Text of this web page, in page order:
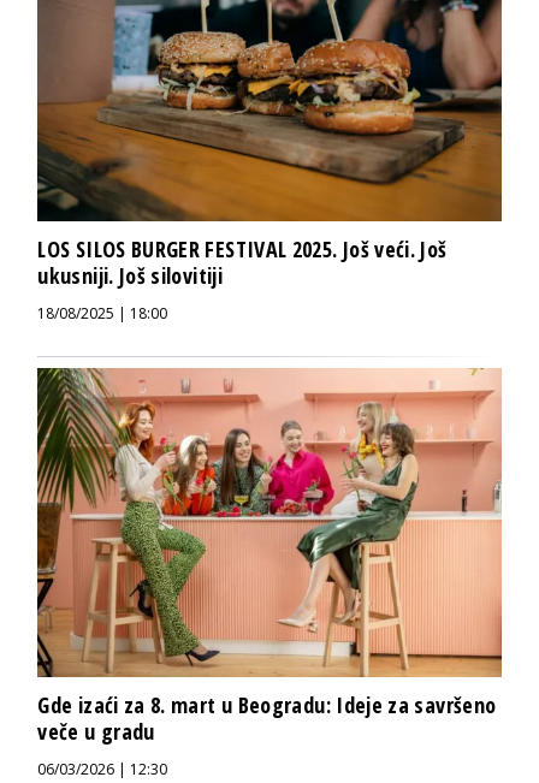
LOS SILOS BURGER FESTIVAL 2025. Još veći. Još
ukusniji. Još silovitiji
18/08/2025 | 18:00
Gde izaći za 8. mart u Beogradu: Ideje za savršeno
veče u gradu
06/03/2026 | 12:30